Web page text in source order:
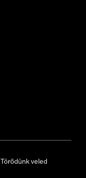
Törődünk veled